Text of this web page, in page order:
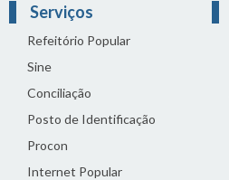
Serviços
Refeitório Popular
Sine
Conciliação
Posto de Identificação
Procon
Internet Popular